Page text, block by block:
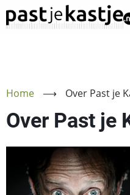
Overslaan
en
gaan
Home ⟶ Over Past je
Over Past je